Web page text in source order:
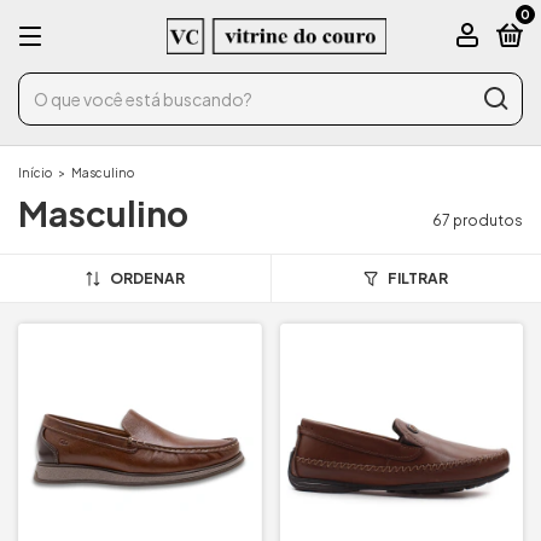
0
Início > Masculino
Masculino 67 produtos
ORDENAR FILTRAR